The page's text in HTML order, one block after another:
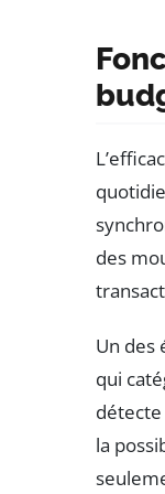
des
Un des
qui
la